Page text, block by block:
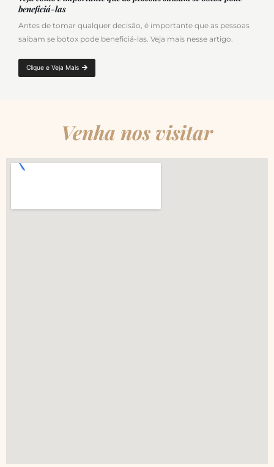
beneficiá-las
Antes de tomar qualquer decisão, é importante que as pessoas
saibam se botox pode beneficiá-las. Veja mais nesse artigo.
Clique e Veja Mais
Venha nos visitar